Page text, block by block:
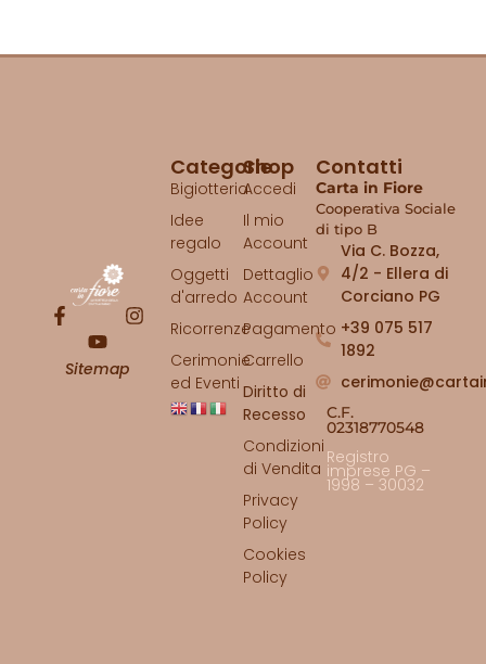
Sitemap
Contatti
Carta in Fiore
Cooperativa Sociale
di tipo B
Via C. Bozza,
4/2 - Ellera di
Corciano PG
+39 075 517
1892
C.F.
02318770548
Registro
imprese PG –
1998 – 30032
Shop
Accedi
Il mio
Account
Dettaglio
Account
Pagamento
Carrello
Diritto di
Recesso
Condizioni
di Vendita
Privacy
Policy
Cookies
Policy
Categorie
Bigiotteria
Idee
regalo
Oggetti
d'arredo
Ricorrenze
Cerimonie
ed Eventi